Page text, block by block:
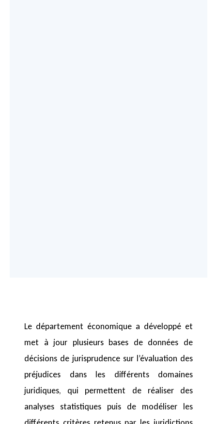
Le département économique a développé et
met à jour plusieurs bases de données de
décisions de jurisprudence sur l’évaluation des
préjudices dans les différents domaines
juridiques, qui permettent de réaliser des
analyses statistiques puis de modéliser les